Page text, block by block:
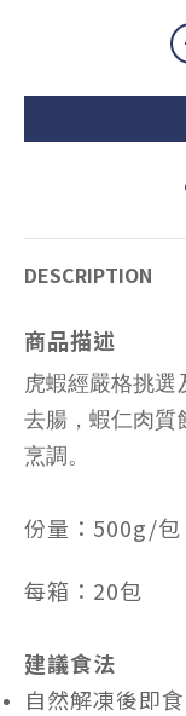
DESCRIPTION
商品描述
虎蝦經嚴格挑
去腸，蝦仁肉質
烹調。
份量：500g/包
每箱：20包
建議食法
自然解凍後即